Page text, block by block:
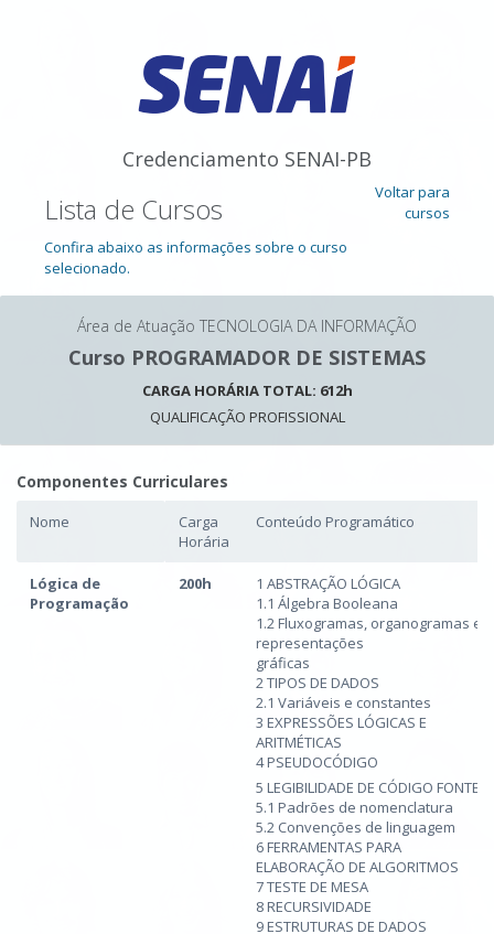
Credenciamento SENAI-PB
Lista de Cursos
Confira abaixo as informações sobre o curso
selecionado.
Voltar para
cursos
Área de Atuação TECNOLOGIA DA INFORMAÇÃO
Curso PROGRAMADOR DE SISTEMAS
CARGA HORÁRIA TOTAL: 612h
QUALIFICAÇÃO PROFISSIONAL
Componentes Curriculares
Nome
Carga
Horária
Conteúdo Programático
Lógica de
Programação
200h
1 ABSTRAÇÃO LÓGICA
1.1 Álgebra Booleana
1.2 Fluxogramas, organogramas e
representações
gráficas
2 TIPOS DE DADOS
2.1 Variáveis e constantes
3 EXPRESSÕES LÓGICAS E
ARITMÉTICAS
4 PSEUDOCÓDIGO
5 LEGIBILIDADE DE CÓDIGO FONTE
5.1 Padrões de nomenclatura
5.2 Convenções de linguagem
6 FERRAMENTAS PARA
ELABORAÇÃO DE ALGORITMOS
7 TESTE DE MESA
8 RECURSIVIDADE
9 ESTRUTURAS DE DADOS